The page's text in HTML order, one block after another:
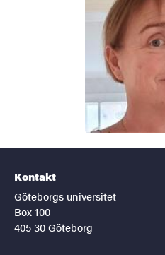
Kontakt
Göteborgs universitet
Box 100
405 30 Göteborg